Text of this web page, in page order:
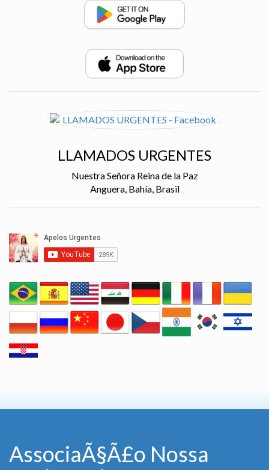
LLAMADOS URGENTES
Nuestra Señora Reina de la Paz
Anguera, Bahía, Brasil
AssociaÃ§Ã£o Nossa